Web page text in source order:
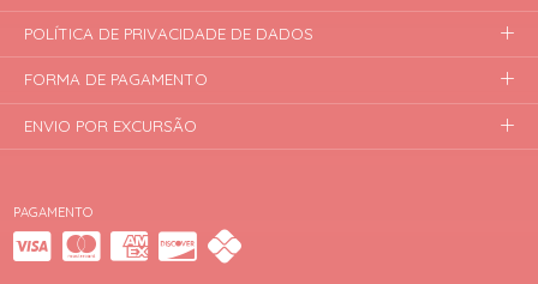
PAGAMENTO
POLÍTICA DE PRIVACIDADE DE DADOS
FORMA DE PAGAMENTO
ENVIO POR EXCURSÃO